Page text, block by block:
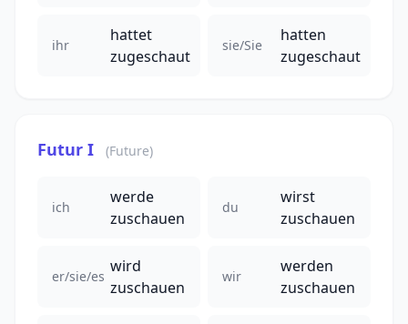
ihr
hattet
zugeschaut
sie/Sie
hatten
zugeschaut
Futur I (Future)
ich
werde
zuschauen
du
wirst
zuschauen
er/sie/es
wird
zuschauen
wir
werden
zuschauen